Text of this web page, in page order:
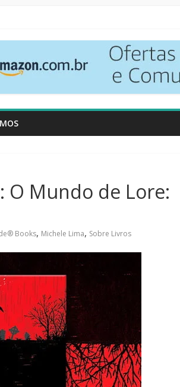
O Mundo de Lore:
Books, Michele Lima, Sobre Livros